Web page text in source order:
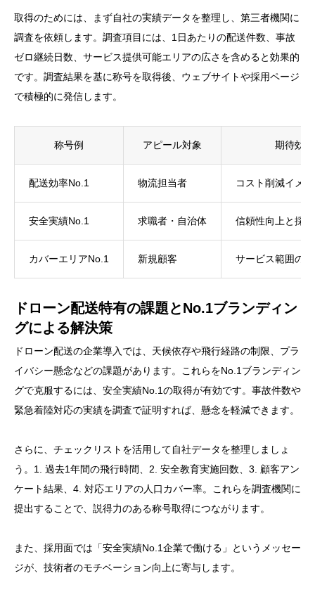
取得のためには、まず自社の実績データを整理し、第三者機関に
調査を依頼します。調査項目には、1日あたりの配送件数、事故
ゼロ継続日数、サービス提供可能エリアの広さを含めると効果的
です。調査結果を基に称号を取得後、ウェブサイトや採用ページ
で積極的に発信します。
称号例 アピール対象 期待効果
配送効率No.1 物流担当者 コスト削減イメ
安全実績No.1 求職者・自治体 信頼性向上と採
カバーエリアNo.1 新規顧客 サービス範囲の
ドローン配送特有の課題とNo.1ブランディン
グによる解決策
ドローン配送の企業導入では、天候依存や飛行経路の制限、プラ
イバシー懸念などの課題があります。これらをNo.1ブランディン
グで克服するには、安全実績No.1の取得が有効です。事故件数や
緊急着陸対応の実績を調査で証明すれば、懸念を軽減できます。
さらに、チェックリストを活用して自社データを整理しましょ
う。1. 過去1年間の飛行時間、2. 安全教育実施回数、3. 顧客アン
ケート結果、4. 対応エリアの人口カバー率。これらを調査機関に
提出することで、説得力のある称号取得につながります。
また、採用面では「安全実績No.1企業で働ける」というメッセー
ジが、技術者のモチベーション向上に寄与します。